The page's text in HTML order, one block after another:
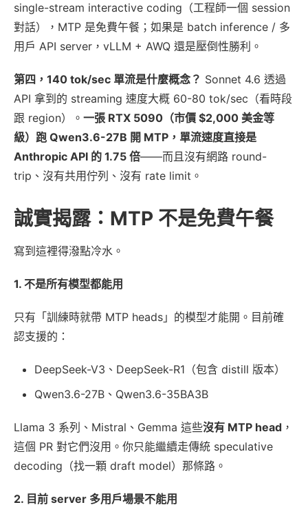
single-stream interactive coding（工程師一個 session
對話），MTP 是免費午餐；如果是 batch inference / 多
用戶 API server，vLLM + AWQ 還是壓倒性勝利。
第四，140 tok/sec 單流是什麼概念？ Sonnet 4.6 透過
API 拿到的 streaming 速度大概 60-80 tok/sec（看時段
跟 region）。 一張 RTX 5090（市價 $2,000 美金等
級）跑 Qwen3.6-27B 開 MTP，單流速度直接是
Anthropic API 的 1.75 倍——而且沒有網路 round-
trip、沒有共用佇列、沒有 rate limit。
誠實揭露：MTP 不是免費午餐
寫到這裡得潑點冷水。
1. 不是所有模型都能用
只有「訓練時就帶 MTP heads」的模型才能開。目前確
認支援的：
DeepSeek-V3、DeepSeek-R1（包含 distill 版本）
Qwen3.6-27B、Qwen3.6-35BA3B
Llama 3 系列、Mistral、Gemma 這些沒有 MTP head ，
這個 PR 對它們沒用。你只能繼續走傳統 speculative
decoding（找一顆 draft model）那條路。
2. 目前 server 多用戶場景不能用